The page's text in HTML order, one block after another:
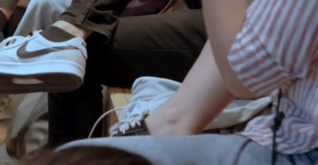
Servizi e accessibilità
Contatti
Biglietti